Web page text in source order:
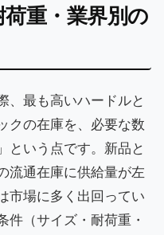
重・業界別の
、最も高いハードルと
クの在庫を、必要な数
という点です。新品と
流通在庫に供給量が左
市場に多く出回ってい
件（サイズ・耐荷重・